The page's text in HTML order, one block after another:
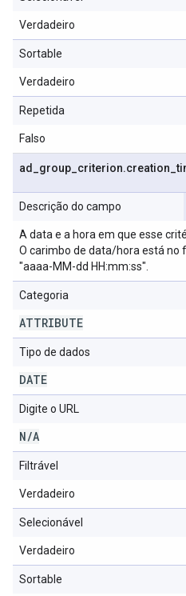
Verdadeiro
Sortable
Verdadeiro
Repetida
Falso
ad group criterion.creation _
Descrição do campo
A data e a hora em que esse
O carimbo de data/hora está no
"aaaa-MM-dd HH:mm:ss".
Categoria
ATTRIBUTE
Tipo de dados
DATE
Digite o URL
N/A
Filtrável
Verdadeiro
Selecionável
Verdadeiro
Sortable